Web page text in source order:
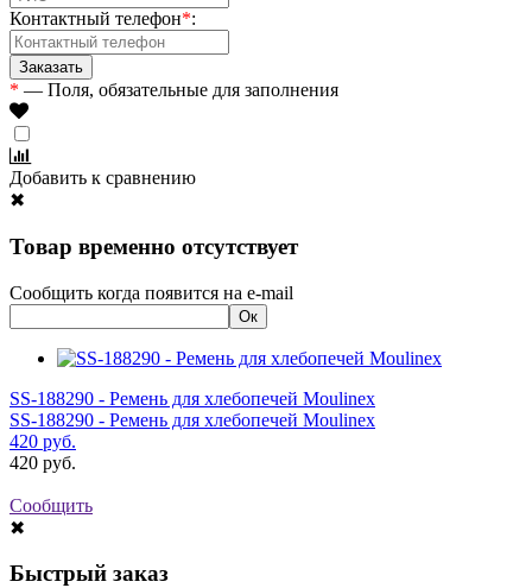
Контактный телефон*:
* — Поля, обязательные для заполнения
Добавить к сравнению
✖
Товар временно отсутствует
Сообщить когда появится на e-mail
SS-188290 - Ремень для хлебопечей Moulinex
SS-188290 - Ремень для хлебопечей Moulinex
420 руб.
420 руб.
Сообщить
✖
Быстрый заказ